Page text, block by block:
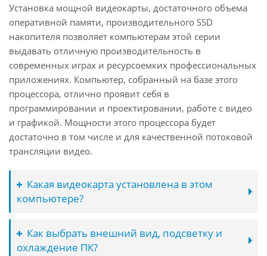
Установка мощной видеокарты, достаточного объема
оперативной памяти, производительного SSD
накопителя позволяет компьютерам этой серии
выдавать отличную производительность в
современных играх и ресурсоемких профессиональных
приложениях. Компьютер, собранный на базе этого
процессора, отлично проявит себя в
программировании и проектировании, работе с видео
и графикой. Мощности этого процессора будет
достаточно в том числе и для качественной потоковой
трансляции видео.
Какая видеокарта установлена в этом
компьютере?
Как выбрать внешний вид, подсветку и
охлаждение ПК?